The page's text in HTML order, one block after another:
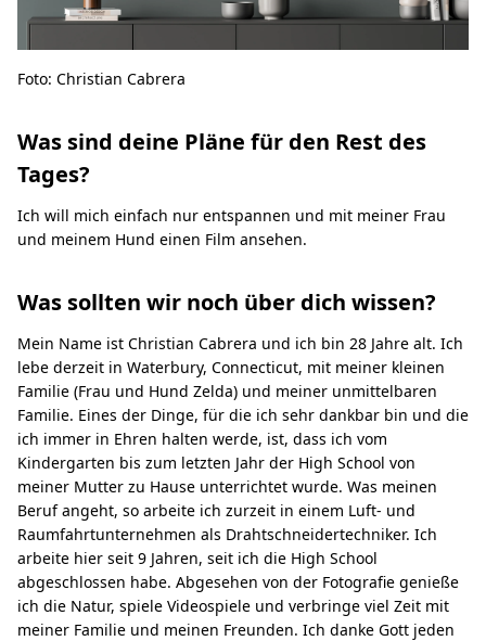
Foto: Christian Cabrera
Was sind deine Pläne für den Rest des
Tages?
Ich will mich einfach nur entspannen und mit meiner Frau
und meinem Hund einen Film ansehen.
Was sollten wir noch über dich wissen?
Mein Name ist Christian Cabrera und ich bin 28 Jahre alt. Ich
lebe derzeit in Waterbury, Connecticut, mit meiner kleinen
Familie (Frau und Hund Zelda) und meiner unmittelbaren
Familie. Eines der Dinge, für die ich sehr dankbar bin und die
ich immer in Ehren halten werde, ist, dass ich vom
Kindergarten bis zum letzten Jahr der High School von
meiner Mutter zu Hause unterrichtet wurde. Was meinen
Beruf angeht, so arbeite ich zurzeit in einem Luft- und
Raumfahrtunternehmen als Drahtschneidertechniker. Ich
arbeite hier seit 9 Jahren, seit ich die High School
abgeschlossen habe. Abgesehen von der Fotografie genieße
ich die Natur, spiele Videospiele und verbringe viel Zeit mit
meiner Familie und meinen Freunden. Ich danke Gott jeden